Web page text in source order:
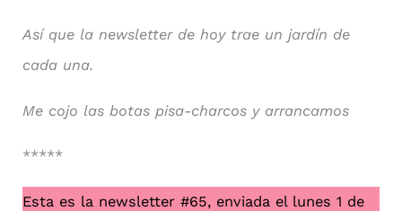
Así que la newsletter de hoy trae un jardín de
cada una.
Me cojo las botas pisa-charcos y arrancamos
*****
Esta es la newsletter #65, enviada el lunes 1 de